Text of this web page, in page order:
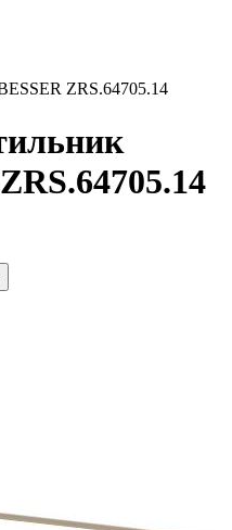
ZRS.64705.14